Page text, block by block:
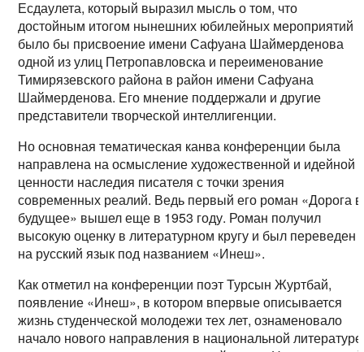
Есдаулета, который выразил мысль о том, что
достойным итогом нынешних юбилейных мероприятий
было бы присвоение имени Сафуана Шаймерденова
одной из улиц Петропавловска и переименование
Тимирязевского района в район имени Сафуана
Шаймерденова. Его мнение поддержали и другие
представители творческой интеллигенции.
Но основная тематическая канва конференции была
направлена на осмысление художественной и идейной
ценности наследия писателя с точки зрения
современных реалий. Ведь первый его роман «Дорога в
будущее» вышел еще в 1953 году. Роман получил
высокую оценку в литературном кругу и был переведен
на русский язык под названием «Инеш».
Как отметил на конференции поэт Турсын Журтбай,
появление «Инеш», в котором впервые описывается
жизнь студенческой молодежи тех лет, ознаменовало
начало нового направления в национальной литературе